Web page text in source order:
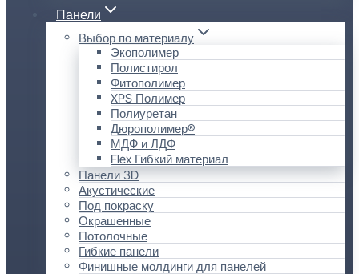
Панели
Выбор по материалу
Экополимер
Полистирол
Фитополимер
XPS Полимер
Полиуретан
Дюрополимер®
МДФ и ЛДФ
Flex Гибкий материал
Панели 3D
Акустические
Под покраску
Окрашенные
Потолочные
Гибкие панели
Финишные молдинги для панелей